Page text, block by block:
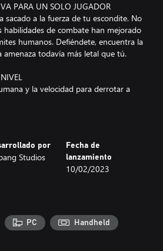
PARA UN SOLO JUGADOR
sacado a la fuerza de tu escondite. No
habilidades de combate han mejorado
humanos. Defiéndete, encuentra la
todavía más letal que tú.
y la velocidad para derrotar a
el tiempo para esquivar las balas de
BRUTAL
en combates cuerpo a cuerpo y
frenéticos combos que reducirán a
por
Studios
Fecha de
lanzamiento
10/02/2023
PC Handheld